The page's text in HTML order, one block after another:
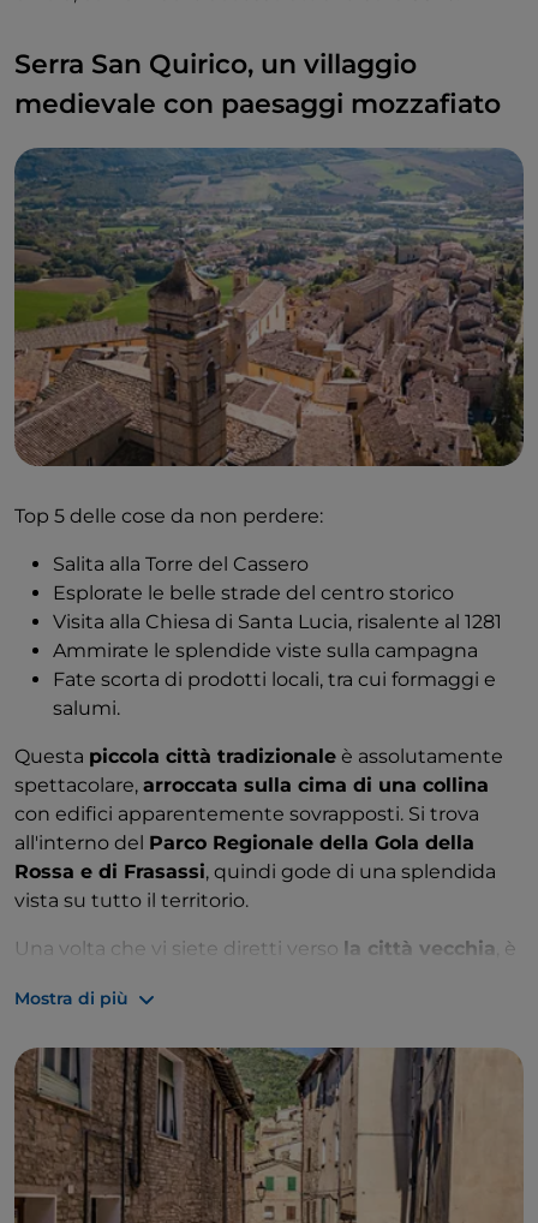
Serra San Quirico, un villaggio
medievale con paesaggi mozzafiato
Top 5 delle cose da non perdere:
Salita alla Torre del Cassero
Esplorate le belle strade del centro storico
Visita alla Chiesa di Santa Lucia, risalente al 1281
Ammirate le splendide viste sulla campagna
Fate scorta di prodotti locali, tra cui formaggi e
salumi.
Questa piccola città tradizionale è assolutamente
spettacolare, arroccata sulla cima di una collina
con edifici apparentemente sovrapposti. Si trova
all'interno del Parco Regionale della Gola della
Rossa e di Frasassi, quindi gode di una splendida
vista su tutto il territorio.
Una volta che vi siete diretti verso la città vecchia , è
archi in pietra
un'anticatorre dell'orologio, una fontana ed edifici
colorati nei toni del giallo e del pesca.
Esplorare le strette vie di Serra San Quirico, perdervi
tra i vicoli e cogliere gli scorci della vita locale saranno
esperienze uniche. È una città ripida, con molti
scalini, e con numerosi punti panoramici lungo il
Mostra di più